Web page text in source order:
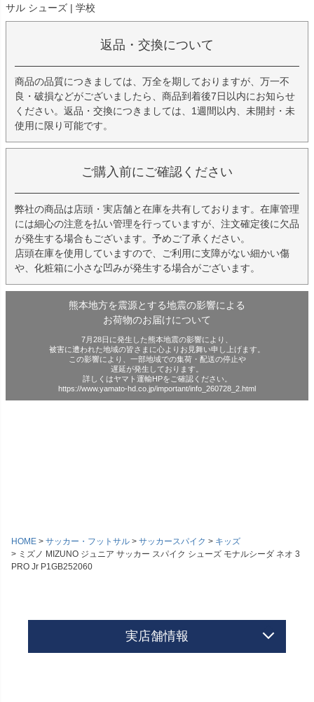
サル シューズ | 学校
返品・交換について
商品の品質につきましては、万全を期しておりますが、万一不
良・破損などがございましたら、商品到着後7日以内にお知らせ
ください。返品・交換につきましては、1週間以内、未開封・未
使用に限り可能です。
ご購入前にご確認ください
弊社の商品は店頭・実店舗と在庫を共有しております。在庫管理
には細心の注意を払い管理を行っていますが、注文確定後に欠品
が発生する場合もございます。予めご了承ください。
店頭在庫を使用していますので、ご利用に支障がない細かい傷
や、化粧箱に小さな凹みが発生する場合がございます。
熊本地方を震源とする地震の影響による
お荷物のお届けについて
7月28日に発生した熊本地震の影響により、
被害に遭われた地域の皆さまに心よりお見舞い申し上げます。
この影響により、一部地域での集荷・配送の停止や
遅延が発生しております。
詳しくはヤマト運輸HPをご確認ください。
https://www.yamato-hd.co.jp/important/info_260728_2.html
HOME サッカー・フットサル サッカースパイク
キッズ
ミズノ MIZUNO ジュニア サッカー スパイク シューズ モナルシーダ ネオ 3
PRO Jr P1GB252060
実店舗情報